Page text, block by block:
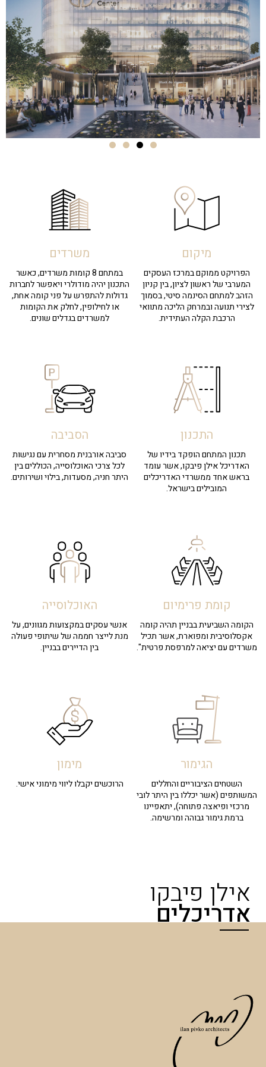
למרפסת פרטית.
מיקום
הפרויקט ממוקם במרכז העסקים
המערבי של ראשון לציון, בין קניון
הזהב למתחם הסינמה סיטי, בסמוך
לצירי תנועה ובמרחק הליכה מתוואי
הרכבת הקלה העתידית.
משרדים
במתחם 8 קומות משרדים, כאשר
התכנון יהיה מודולרי ויאפשר לחברות
גדולות להתפרש על פני קומה אחת,
או לחילופין, לחלק את הקומות
למשרדים בגדלים שונים.
התכנון
תכנון המתחם הופקד בידיו של
האדריכל אילן פיבקו, אשר עומד
בראש אחד ממשרדי האדריכלים
המובילים בישראל.
הסביבה
סביבה אורבנית מסחרית עם נגישות
לכל צרכי האוכלוסייה, הכוללים בין
היתר חניה, מסעדות, בילוי ושירותים.
קומת פרימיום
הקומה השביעית בבניין תהיה קומה
אקסלוסיבית ומפוארת, אשר תכיל
משרדים עם יציאה למרפסת פרטית".
האוכלוסייה
אנשי עסקים במקצועות מגוונים, על
מנת לייצר חממה של שיתופי פעולה
בין הדיירים בבניין.
הגימור
השטחים הציבוריים והחללים
המשותפים (אשר יכללו בין היתר לובי
מרכזי ופיאצה פתוחה), יתאפיינו
ברמת גימור גבוהה ומרשימה.
מימון
הרוכשים יקבלו ליווי מימוני אישי.
אדריכלים
אילן פיבקו